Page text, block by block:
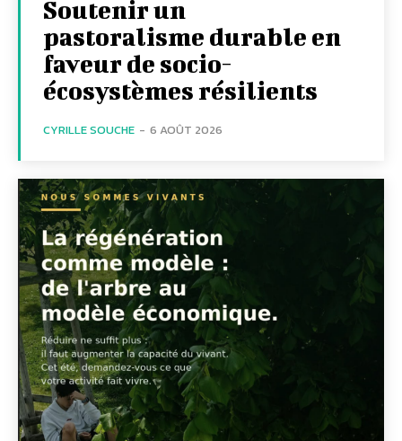
Soutenir un
pastoralisme durable en
faveur de socio-
écosystèmes résilients
CYRILLE SOUCHE - 6 AOÛT 2026